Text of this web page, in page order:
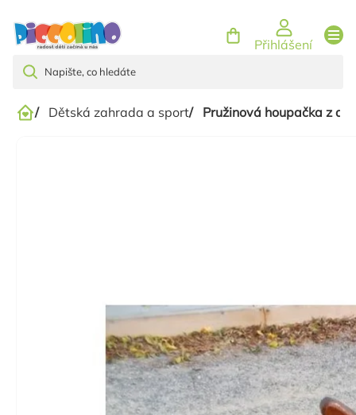
Přihlášení
Domů
/ Dětská zahrada a sport/ Pružinová houpačka z